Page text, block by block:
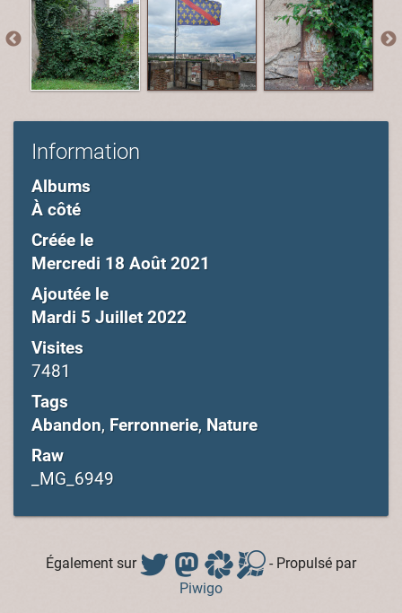
Information
Albums
À côté
Créée le
Mercredi 18 Août 2021
Ajoutée le
Mardi 5 Juillet 2022
Visites
7481
Tags
Abandon, Ferronnerie, Nature
Raw
_MG_6949
Également sur
- Propulsé par
Piwigo